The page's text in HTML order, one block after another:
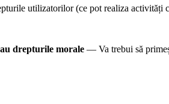
utilizatorilor (ce pot realiza activități
drepturile morale — Va trebui să